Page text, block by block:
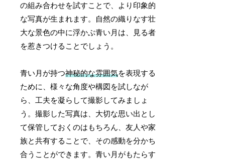
の組み合わせを試すことで、より印象的
な写真が生まれます。自然の織りなす壮
大な景色の中に浮かぶ青い月は、見る者
を惹きつけることでしょう。
青い月が持つ神秘的な雰囲気を表現する
ために、様々な角度や構図を試しなが
ら、工夫を凝らして撮影してみましょ
う。撮影した写真は、大切な思い出とし
て保管しておくのはもちろん、友人や家
族と共有することで、その感動を分かち
合うことができます。青い月がもたらす